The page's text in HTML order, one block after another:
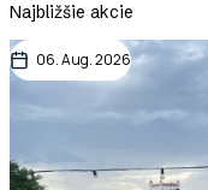
Najbližšie akcie
06. Aug. 2026